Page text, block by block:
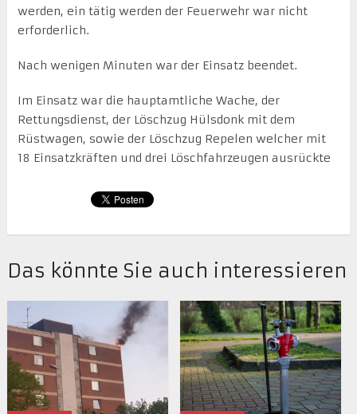
werden, ein tätig werden der Feuerwehr war nicht
erforderlich.
Nach wenigen Minuten war der Einsatz beendet.
Im Einsatz war die hauptamtliche Wache, der
Rettungsdienst, der Löschzug Hülsdonk mit dem
Rüstwagen, sowie der Löschzug Repelen welcher mit
18 Einsatzkräften und drei Löschfahrzeugen ausrückte
Das könnte Sie auch interessieren